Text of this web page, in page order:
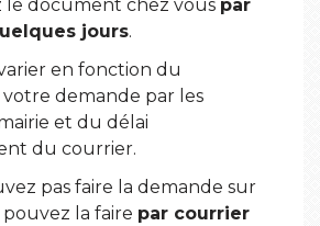
le document chez vous par
jours.
en fonction du
demande par les
et du délai
du courrier.
pas faire la demande sur
la faire par courrier